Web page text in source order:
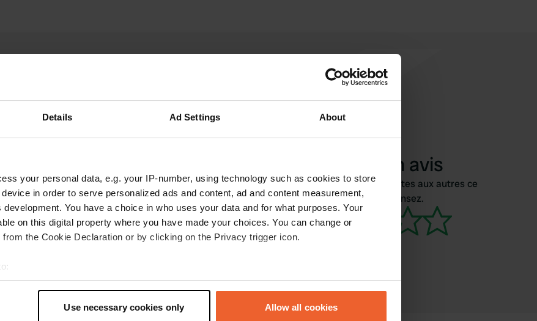
Details Ad Settings About
your personal data, e.g. your IP-number, using technology such as cookies to store
in order to serve personalized ads and content, ad and content measurement,
You have a choice in who uses your data and for what purposes. Your
on this digital property where you have made your choices. You can change or
the Cookie Declaration or by clicking on the Privacy trigger icon.
geographical location which can be accurate to within several meters
data is processed and set your preferences in the
Use necessary cookies only Allow all cookies
DU52
Bon endroit pour passer la nuit. bon V/E.
manque d'élimination des déchets
Traduit par GoogleAfficher l'original
Ajouter un avis
Vous êtes déjà venu ici ? Dites aux autres ce
que vous en pensez.